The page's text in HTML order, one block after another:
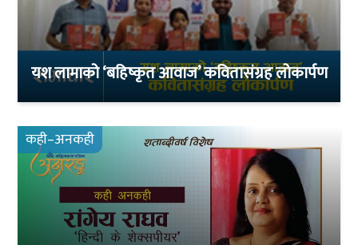
यश लामाको ‘बहिष्कृत आवाज’ कवितासंग्रह लोकार्पण
कही–अनकही